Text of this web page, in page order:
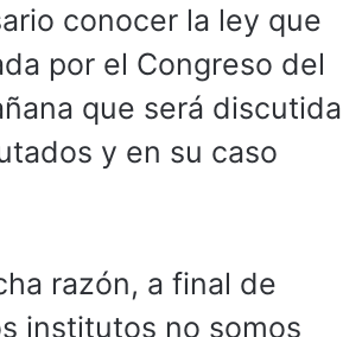
conocer la ley que
por el Congreso del
que será discutida
y en su caso
razón, a final de
institutos no somos